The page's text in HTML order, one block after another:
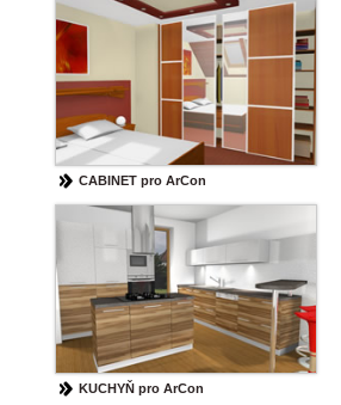
CABINET pro ArCon
KUCHYŇ pro ArCon